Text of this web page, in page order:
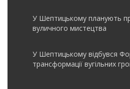
У Шептицькому планують
вуличного мистецтва
У Шептицькому відбувся
трансформації вугільних